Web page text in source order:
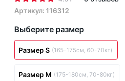
Артикул: 116312
Выберите размер
Размер S (165-175см, 60-70кг)
Размер M (175-180см, 70-80кг)